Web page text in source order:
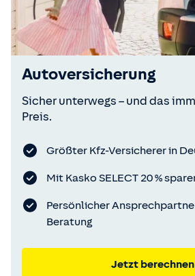
Autoversicherung
Sicher unterwegs – und das
Preis.
Größter Kfz-Versicherer in
Mit Kasko SELECT 20 %
Persönlicher
Beratung
Jetzt berechnen